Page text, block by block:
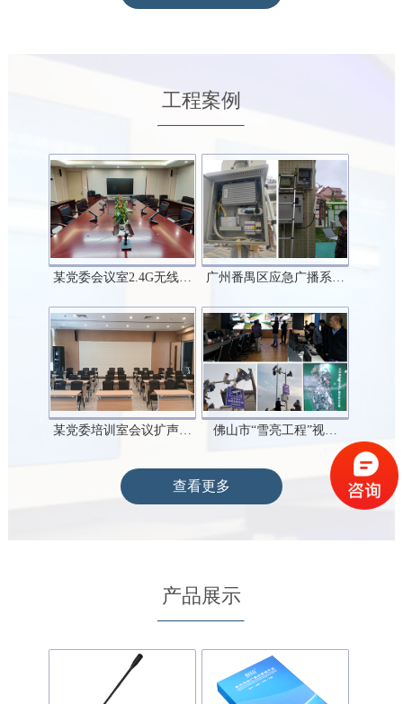
工程案例
某党委会议室2.4G无线… 广州番禺区应急广播系…
某党委培训室会议扩声… 佛山市“雪亮工程”视…
查看更多
产品展示